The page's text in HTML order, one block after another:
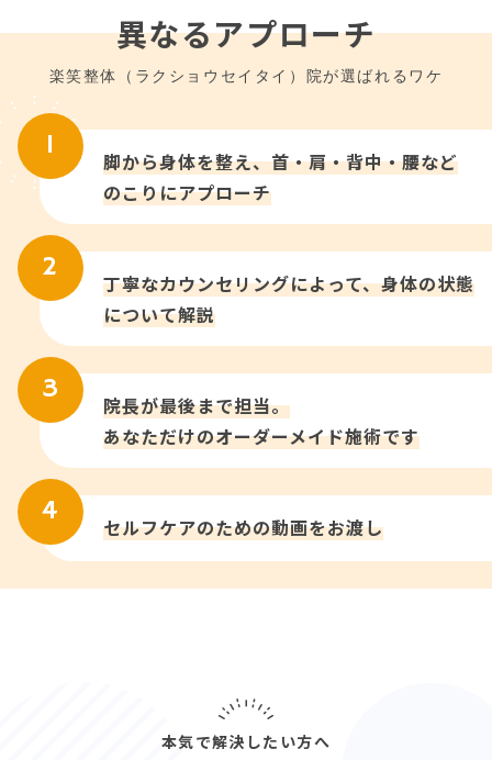
異なるアプローチ
楽笑整体（ラクショウセイタイ）院が選ばれるワケ
脚から身体を整え、首・肩・背中・腰など
のこりにアプローチ
丁寧なカウンセリングによって、身体の状態
について解説
院長が最後まで担当。
あなただけのオーダーメイド施術です
セルフケアのための動画をお渡し
本気で解決したい方へ